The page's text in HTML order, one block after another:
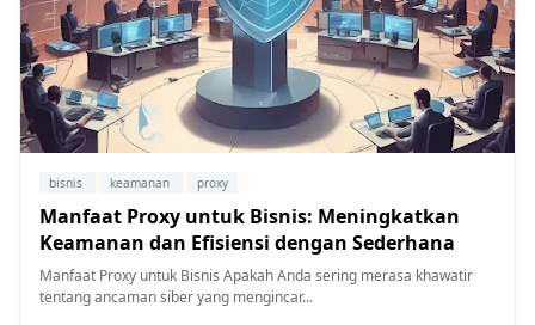
bisnis keamanan proxy
Manfaat Proxy untuk Bisnis: Meningkatkan
Keamanan dan Efisiensi dengan Sederhana
Manfaat Proxy untuk Bisnis Apakah Anda sering merasa khawatir
tentang ancaman siber yang mengincar...